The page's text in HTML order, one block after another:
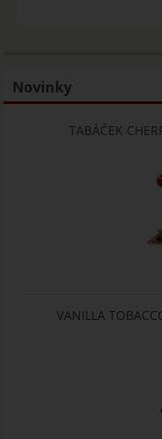
Novinky
TABÁČEK
VANILLA